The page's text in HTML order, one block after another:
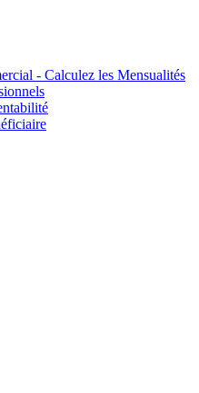
- Calculez les Mensualités